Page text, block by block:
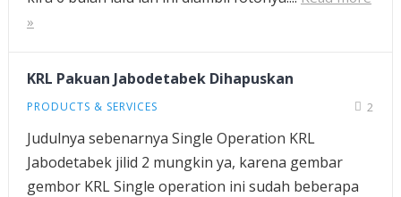
»
KRL Pakuan Jabodetabek Dihapuskan
PRODUCTS & SERVICES 2
Judulnya sebenarnya Single Operation KRL
Jabodetabek jilid 2 mungkin ya, karena gembar
gembor KRL Single operation ini sudah beberapa